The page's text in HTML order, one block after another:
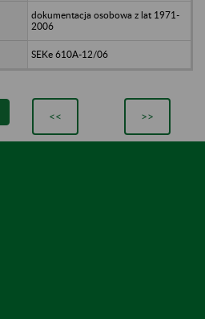
dokumentacja osobowa z lat 1971-
2006
SEKe 610A-12/06
<< >>